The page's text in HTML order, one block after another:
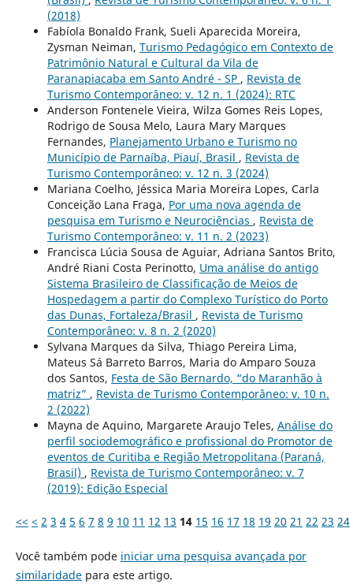
(2018)
Fabíola Bonaldo Frank, Sueli Aparecida Moreira,
Zysman Neiman, Turismo Pedagógico em Contexto de
Patrimônio Natural e Cultural da Vila de
Paranapiacaba em Santo André - SP , Revista de
Turismo Contemporâneo: v. 12 n. 1 (2024): RTC
Anderson Fontenele Vieira, Wilza Gomes Reis Lopes,
Rodrigo de Sousa Melo, Laura Mary Marques
Fernandes, Planejamento Urbano e Turismo no
Município de Parnaíba, Piauí, Brasil , Revista de
Turismo Contemporâneo: v. 12 n. 3 (2024)
Mariana Coelho, Jéssica Maria Moreira Lopes, Carla
Conceição Lana Fraga, Por uma nova agenda de
pesquisa em Turismo e Neurociências , Revista de
Turismo Contemporâneo: v. 11 n. 2 (2023)
Francisca Lúcia Sousa de Aguiar, Adriana Santos Brito,
André Riani Costa Perinotto, Uma análise do antigo
Sistema Brasileiro de Classificação de Meios de
Hospedagem a partir do Complexo Turístico do Porto
das Dunas, Fortaleza/Brasil , Revista de Turismo
Contemporâneo: v. 8 n. 2 (2020)
Sylvana Marques da Silva, Thiago Pereira Lima,
Mateus Sá Barreto Barros, Maria do Amparo Souza
dos Santos, Festa de São Bernardo, “do Maranhão à
matriz” , Revista de Turismo Contemporâneo: v. 10 n.
2 (2022)
Mayna de Aquino, Margarete Araujo Teles, Análise do
perfil sociodemográfico e profissional do Promotor de
eventos de Curitiba e Região Metropolitana (Paraná,
Brasil) , Revista de Turismo Contemporâneo: v. 7
(2019): Edição Especial
<< < 2 3 4 5 6 7 8 9 10 11 12 13 14 15 16 17 18 19 20 21 22 23 24
Você também pode iniciar uma pesquisa avançada por
similaridadepara este artigo.